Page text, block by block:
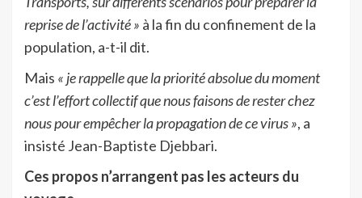
reprise de l’activité » à la fin du confinement de la
population, a-t-il dit.
Mais « je rappelle que la priorité absolue du moment
c’est l’effort collectif que nous faisons de rester chez
nous pour empêcher la propagation de ce virus », a
insisté Jean-Baptiste Djebbari.
Ces propos n’arrangent pas les acteurs du